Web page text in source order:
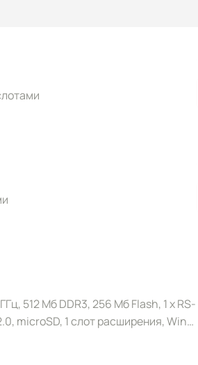
512 Мб DDR3, 256 Мб Flash, 1 x RS-
microSD, 1 слот расширения, Win